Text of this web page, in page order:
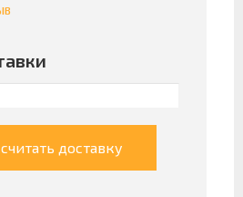
доставку